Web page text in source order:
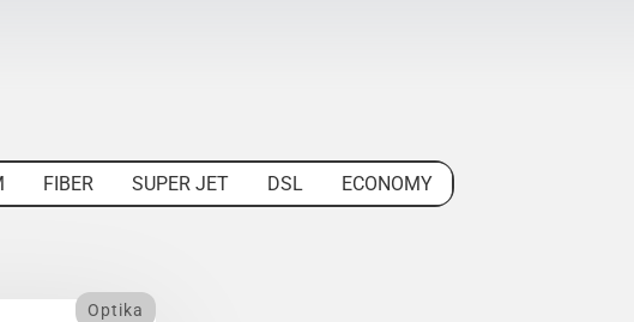
FIBER SUPER JET DSL
ECONOMY
Optika